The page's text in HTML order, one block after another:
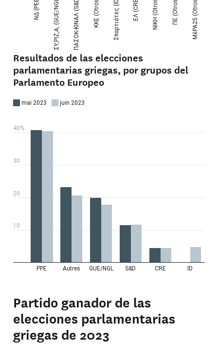
Resultados de las elecciones
parlamentarias griegas, por grupos del
Parlamento Europeo
Partido ganador de las
elecciones parlamentarias
griegas de 2023